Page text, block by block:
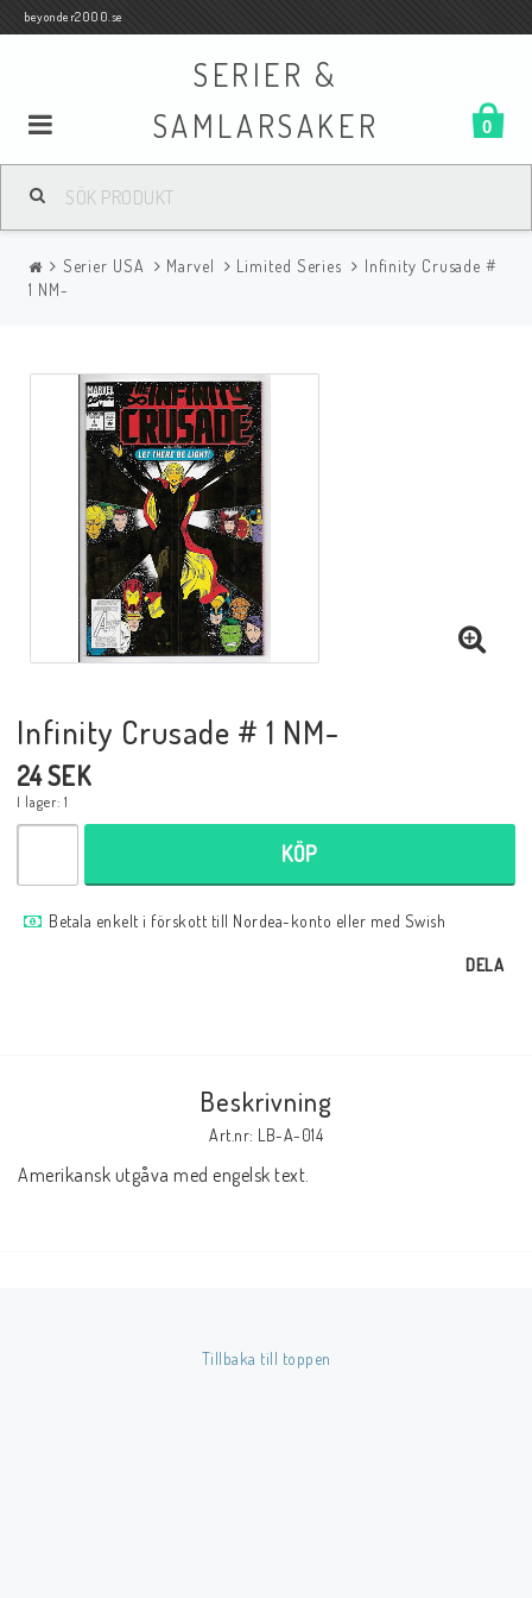
beyonder2000.se
SERIER &
SAMLARSAKER
0
Samlar- och Spelkort
Serier
Böcker
Mynt och Sedlar
Samlartillbehör
Kontaktformulär
Betala enkelt i förskott till konto i Nordea eller med Swish.
Serier USA Marvel Limited Series
Infinity Crusade #
1 NM-
Infinity Crusade # 1 NM-
24 SEK
I lager: 1
KÖP
Betala enkelt i förskott till Nordea-konto eller med Swish
DELA
Beskrivning
Art.nr: LB-A-014
Amerikansk utgåva med engelsk text.
Tillbaka till toppen